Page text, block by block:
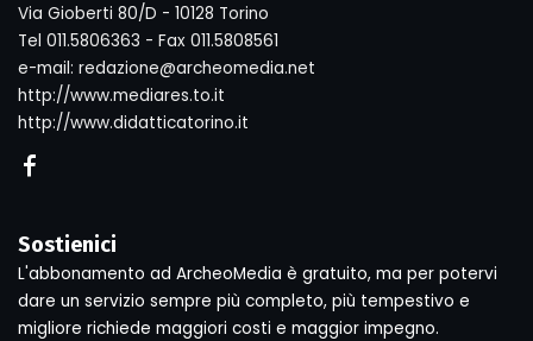
Via Gioberti 80/D - 10128 Torino
Tel 011.5806363 - Fax 011.5808561
e-mail: redazione@archeomedia.net
http://www.mediares.to.it
http://www.didatticatorino.it
Sostienici
L'abbonamento ad ArcheoMedia è gratuito, ma per potervi
dare un servizio sempre più completo, più tempestivo e
migliore richiede maggiori costi e maggior impegno.